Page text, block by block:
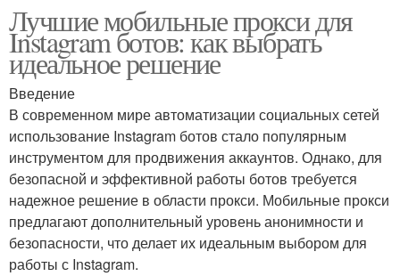
Лучшие мобильные прокси для
Instagram ботов: как выбрать
идеальное решение
Введение
В современном мире автоматизации социальных сетей
использование Instagram ботов стало популярным
инструментом для продвижения аккаунтов. Однако, для
безопасной и эффективной работы ботов требуется
надежное решение в области прокси. Мобильные прокси
предлагают дополнительный уровень анонимности и
безопасности, что делает их идеальным выбором для
работы с Instagram.